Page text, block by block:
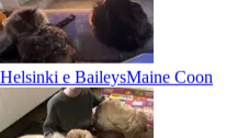
Helsinki e BaileysMaine Coon